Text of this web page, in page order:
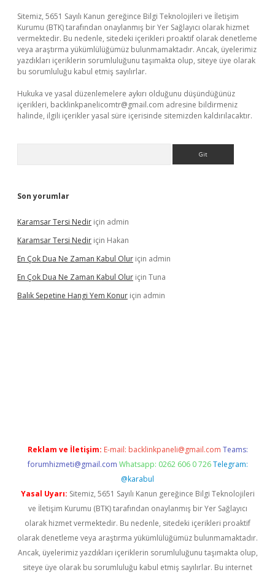
Sitemiz, 5651 Sayılı Kanun gereğince Bilgi Teknolojileri ve İletişim
Kurumu (BTK) tarafından onaylanmış bir Yer Sağlayıcı olarak hizmet
vermektedir. Bu nedenle, sitedeki içerikleri proaktif olarak denetleme
veya araştırma yükümlülüğümüz bulunmamaktadır. Ancak, üyelerimiz
yazdıkları içeriklerin sorumluluğunu taşımakta olup, siteye üye olarak
bu sorumluluğu kabul etmiş sayılırlar.
Hukuka ve yasal düzenlemelere aykırı olduğunu düşündüğünüz
içerikleri, backlinkpanelicomtr@gmail.com adresine bildirmeniz
halinde, ilgili içerikler yasal süre içerisinde sitemizden kaldırılacaktır.
Son yorumlar
Karamsar Tersi Nedir için admin
Karamsar Tersi Nedir için Hakan
En Çok Dua Ne Zaman Kabul Olur için admin
En Çok Dua Ne Zaman Kabul Olur için Tuna
Balık Sepetine Hangi Yem Konur için admin
Reklam ve İletişim: E-mail: backlinkpaneli@gmail.com Teams:
forumhizmeti@gmail.com Whatsapp: 0262 606 0 726 Telegram:
@karabul
Yasal Uyarı: Sitemiz, 5651 Sayılı Kanun gereğince Bilgi Teknolojileri
ve İletişim Kurumu (BTK) tarafından onaylanmış bir Yer Sağlayıcı
olarak hizmet vermektedir. Bu nedenle, sitedeki içerikleri proaktif
olarak denetleme veya araştırma yükümlülüğümüz bulunmamaktadır.
Ancak, üyelerimiz yazdıkları içeriklerin sorumluluğunu taşımakta olup,
siteye üye olarak bu sorumluluğu kabul etmiş sayılırlar. Bu internet